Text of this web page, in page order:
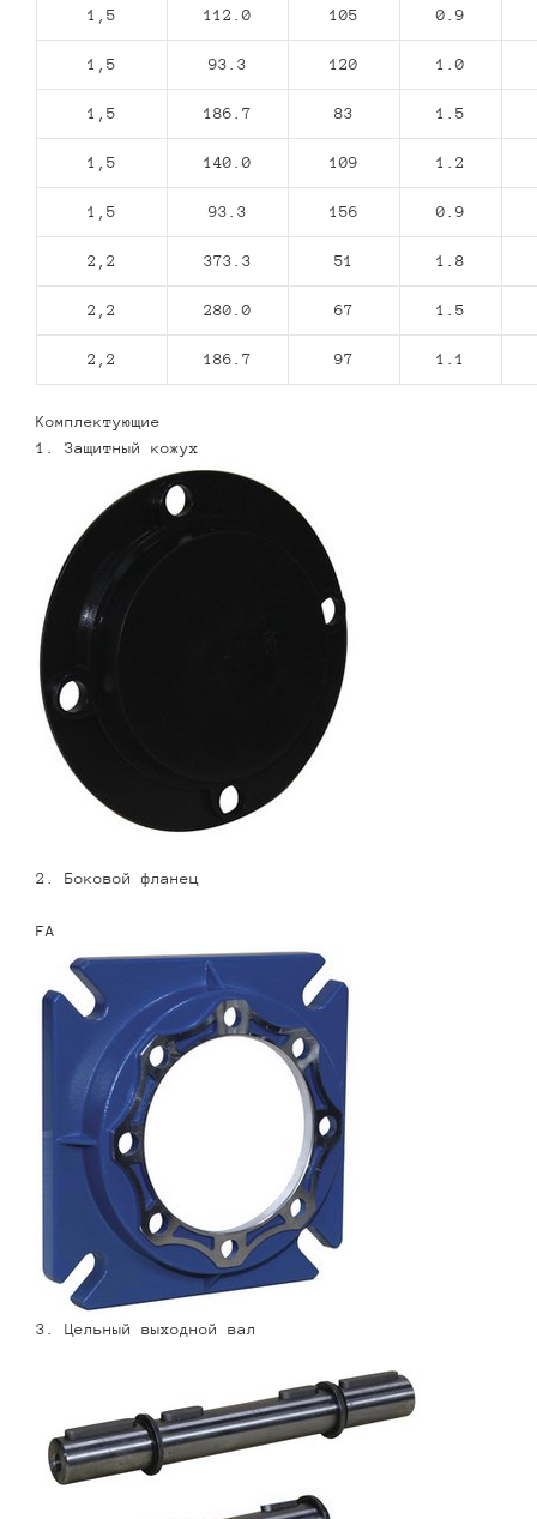
1,5 112.0 105 0.9
1,5 93.3 120 1.0
1,5 186.7 83 1.5
1,5 140.0 109 1.2
1,5 93.3 156 0.9
2,2 373.3 51 1.8
2,2 280.0 67 1.5
2,2 186.7 97 1.1
Комплектующие
1. Защитный кожух
2. Боковой фланец
FA
3. Цельный выходной вал